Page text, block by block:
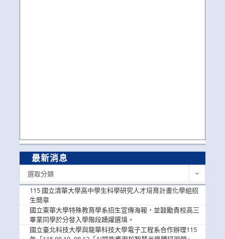
最新消息
選取分類
115 國立清華大學高中學生科學研究人才培育計畫化學組招
生簡章
國立東華大學特殊教育學系招生宣傳海報，並鼓勵貴校高三
畢業同學於分發入學階段踴躍選填。
國立臺北科技大學與龍華科技大學電子工程系合作辦理115